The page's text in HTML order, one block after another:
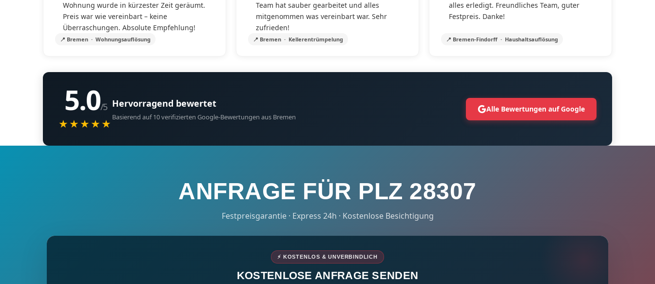
Wohnung wurde in kürzester Zeit geräumt.
Preis war wie vereinbart – keine
Überraschungen. Absolute Empfehlung!
📍 Bremen · Wohnungsauflösung
Team hat sauber gearbeitet und alles
mitgenommen was vereinbart war. Sehr
zufrieden!
📍 Bremen · Kellerentrümpelung
alles erledigt. Freundliches Team, guter
Festpreis. Danke!
📍 Bremen-Findorff · Haushaltsauflösung
5.0/5
★★★★★
Hervorragend bewertet
Basierend auf 10 verifizierten Google-Bewertungen aus Bremen
Alle Bewertungen auf Google
ANFRAGE FÜR PLZ 28307
Festpreisgarantie · Express 24h · Kostenlose Besichtigung
⚡ KOSTENLOS & UNVERBINDLICH
KOSTENLOSE ANFRAGE SENDEN